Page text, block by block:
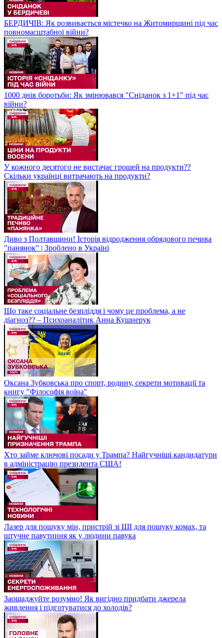
БЕРДИЧІВ: Як розвивається містечко на Житомирщині під час
повномасштабної війни?
1000 днів боротьби: Як змінювався "Сніданок з 1+1" під час
війни?
У кожного десятого не вистачає грошей на продукти??
Скільки українці витрачають на продукти?
Диво з Полтавщини! Історія відродження обрядового печива
"панянок" | Зроблено в Україні
Що таке соціальне безпліддя і чому це проблема, а не
діагноз?? – Психоаналітик Анна Кушнерук
Оксана Зубковська про спорт, родину, секрети мотивації та
книгу "Філософія воїна"
Хто займе ключові посади у Трампа? Найгучніші кандидатури
в адміністрацію президента США!
Лазер для пошуку мін, пристрій зі ШІ для пошуку комах, та
штучне павутиння як у людини павука
Заощаджуйте розумно! Як вигідно придбати джерела
живлення і підготуватися до холодів?